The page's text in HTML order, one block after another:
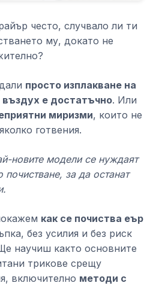
често, случвало ли ти
му, докато не
просто изплакване на
е достатъчно. Или
миризми, които не
готвения.
новите модели се нуждаят
за да останат
как се почиства еър
без усилия и без риск
научиш както основните
трикове срещу
включително методи с